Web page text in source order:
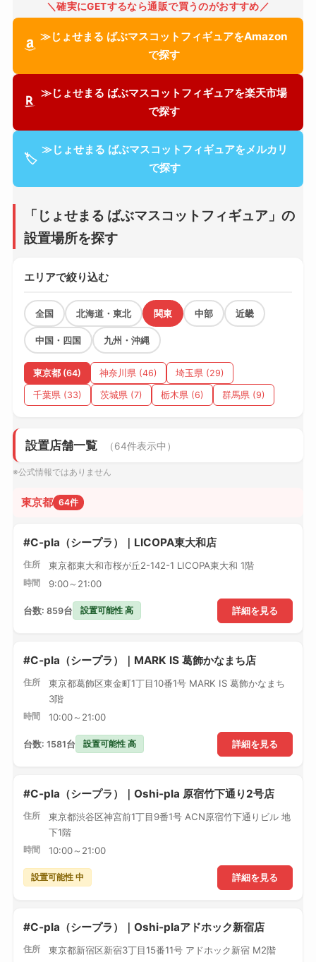
＼確実にGETするなら通販で買うのがおすすめ／
≫じょせまる ばぶマスコットフィギュアをAmazon
で探す
≫じょせまる ばぶマスコットフィギュアを楽天市場
で探す
🏷
≫じょせまる ばぶマスコットフィギュアをメルカリ
で探す
「じょせまる ばぶマスコットフィギュア」の
設置場所を探す
エリアで絞り込む
全国 北海道・東北 関東 中部 近畿
中国・四国 九州・沖縄
東京都 (64) 神奈川県 (46) 埼玉県 (29)
千葉県 (33) 茨城県 (7) 栃木県 (6) 群馬県 (9)
設置店舗一覧 （64件表示中）
※公式情報ではありません
東京都 64件
#C-pla（シープラ）｜LICOPA東大和店
住所 東京都東大和市桜が丘2-142-1 LICOPA東大和 1階
時間 9:00～21:00
詳細を見る
台数: 859台 設置可能性 高
#C-pla（シープラ）｜MARK IS 葛飾かなまち店
住所
東京都葛飾区東金町1丁目10番1号 MARK IS 葛飾かなまち
3階
時間 10:00～21:00
詳細を見る
台数: 1581台 設置可能性 高
#C-pla（シープラ）｜Oshi-pla 原宿竹下通り2号店
住所
東京都渋谷区神宮前1丁目9番1号 ACN原宿竹下通りビル 地
下1階
時間 10:00～21:00
詳細を見る
設置可能性 中
#C-pla（シープラ）｜Oshi-plaアドホック新宿店
住所 東京都新宿区新宿3丁目15番11号 アドホック新宿 M2階